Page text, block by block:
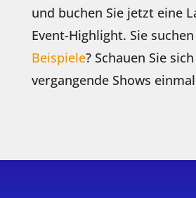
und buchen Sie jetzt eine
Event-Highlight. Sie suchen
Beispiele? Schauen Sie
vergangende Shows